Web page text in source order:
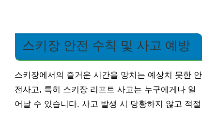
스키장 안전 수칙 및 사고 예방
스키장에서의 즐거운 시간을 망치는 예상치 못한 안
전사고, 특히 스키장 리프트 사고는 누구에게나 일
어날 수 있습니다. 사고 발생 시 당황하지 않고 적절